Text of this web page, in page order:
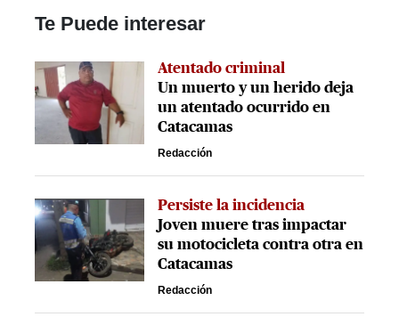
Te Puede interesar
Atentado criminal
Un muerto y un herido deja
un atentado ocurrido en
Catacamas
Redacción
Persiste la incidencia
Joven muere tras impactar
su motocicleta contra otra en
Catacamas
Redacción